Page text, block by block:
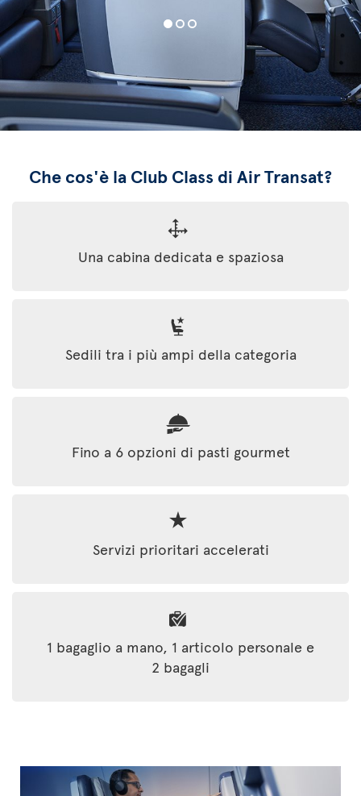
Che cos'è la Club Class di Air Transat?
Una cabina dedicata e spaziosa
Sedili tra i più ampi della categoria
Fino a 6 opzioni di pasti gourmet
Servizi prioritari accelerati
1 bagaglio a mano, 1 articolo personale e
2 bagagli